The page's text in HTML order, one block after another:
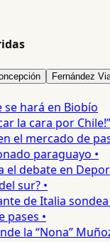
Fernández
se hará en Biobío
la cara por Chile!”
el mercado de
paraguayo •
el debate en
sur? •
de Italia sondea
•
la “Nona” Muñoz